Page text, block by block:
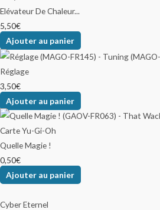
Elévateur De Chaleur...
5,50€
Ajouter au panier
Réglage
3,50€
Ajouter au panier
Quelle Magie !
0,50€
Ajouter au panier
Cyber Eternel